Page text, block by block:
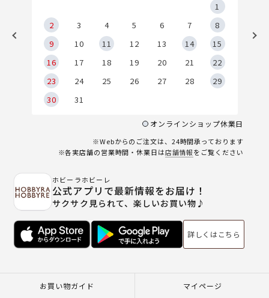
1
2
3 4 5 6 7
8
9
10 11 12 13 14
15
16
17 18 19 20 21
22
23
24 25 26 27 28
29
30
31
オンラインショップ休業日
※Webからのご注文は、24時間承っております
※各実店舗の営業時間・休業日は店舗情報をご覧ください
ホビーラホビーレ
公式アプリで最新情報をお届け！
サクサク見られて、楽しいお買い物♪
詳しくはこちら
お買い物ガイド マイページ